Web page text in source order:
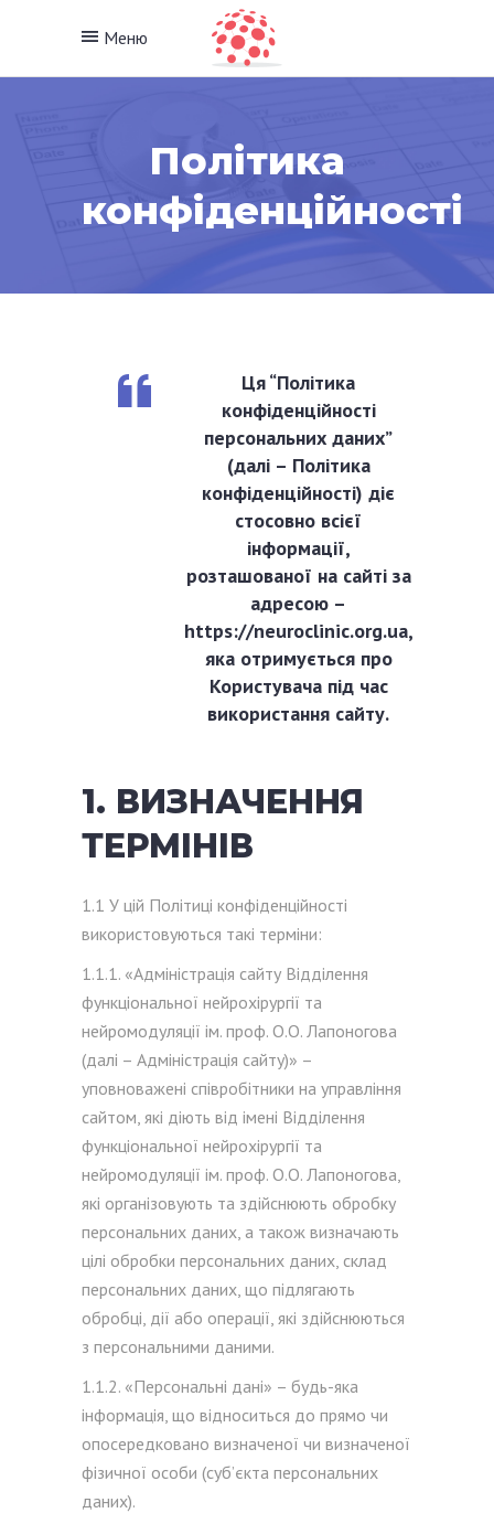
Меню
Політика
конфіденційності
Ця “Політика
конфіденційності
персональних даних”
(далі – Політика
конфіденційності) діє
стосовно всієї
інформації,
розташованої на сайті за
адресою –
https://neuroclinic.org.ua,
яка отримується про
Користувача під час
використання сайту.
1. ВИЗНАЧЕННЯ
ТЕРМІНІВ
1.1 У цій Політиці конфіденційності
використовуються такі терміни:
1.1.1. «Адміністрація сайту Відділення
функціональної нейрохірургії та
нейромодуляції ім. проф. О.О. Лапоногова
(далі – Адміністрація сайту)» –
уповноважені співробітники на управління
сайтом, які діють від імені Відділення
функціональної нейрохірургії та
нейромодуляції ім. проф. О.О. Лапоногова,
які організовують та здійснюють обробку
персональних даних, а також визначають
цілі обробки персональних даних, склад
персональних даних, що підлягають
обробці, дії або операції, які здійснюються
з персональними даними.
1.1.2. «Персональні дані» – будь-яка
інформація, що відноситься до прямо чи
опосередковано визначеної чи визначеної
фізичної особи (суб’єкта персональних
даних).